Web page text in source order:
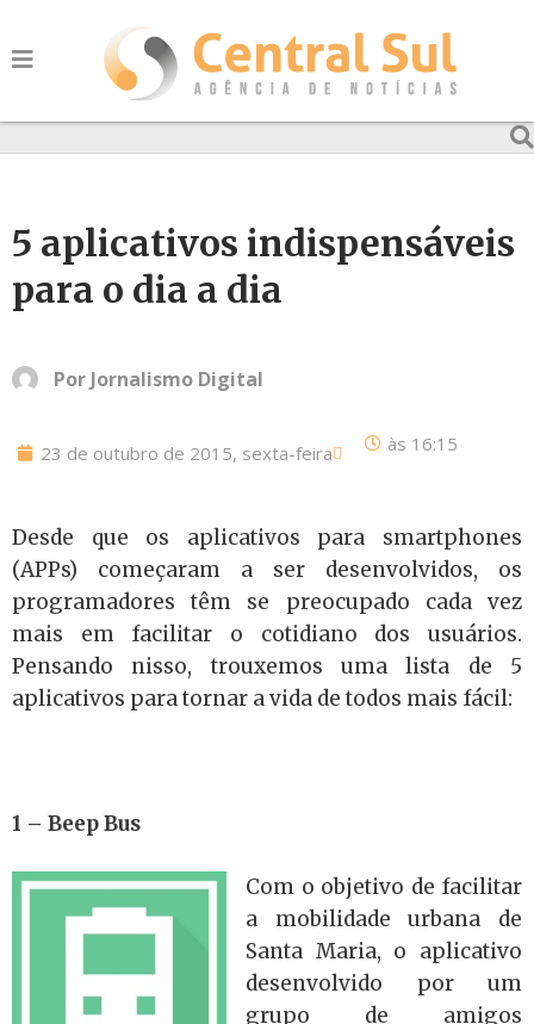
5 aplicativos indispensáveis
para o dia a dia
Por Jornalismo Digital
23 de outubro de 2015, sexta-feira às 16:15
Desde que os aplicativos para smartphones
(APPs) começaram a ser desenvolvidos, os
programadores têm se preocupado cada vez
mais em facilitar o cotidiano dos usuários.
Pensando nisso, trouxemos uma lista de 5
aplicativos para tornar a vida de todos mais fácil:
1 – Beep Bus
Com o objetivo de facilitar
a mobilidade urbana de
Santa Maria, o aplicativo
desenvolvido por um
grupo de amigos